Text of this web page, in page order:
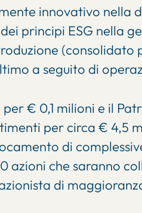
innovativo nella
principi ESG nella
a seguito di
€ 0,1 milioni e il
per circa € 4,5
di
che saranno
di